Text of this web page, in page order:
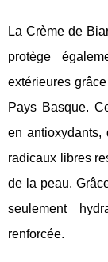
La Crème de
protège
extérieures
Pays Basque.
en antioxydants,
radicaux libres
de la peau.
seulement
renforcée.